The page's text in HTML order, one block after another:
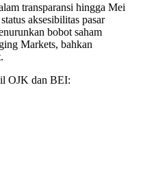
transparansi hingga Mei
aksesibilitas pasar
bobot saham
Markets, bahkan
OJK dan BEI: